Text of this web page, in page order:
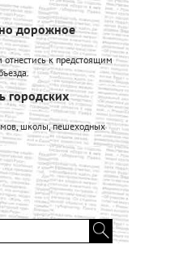
дорожное
к предстоящим
городских
школы, пешеходных